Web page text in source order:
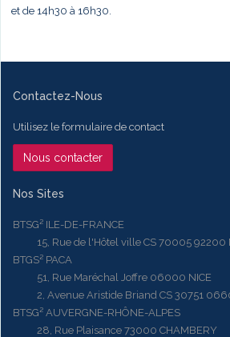
et de 14h30 à 16h30.
Contactez-Nous
Utilisez le formulaire de contact
Nous contacter
Nos Sites
BTSG² ILE-DE-FRANCE
15, Rue de l'Hôtel ville CS 70005 92200
BTGS² PACA
51, Rue Maréchal Joffre 06000 NICE
2, Avenue Aristide Briand CS 30751
BTSG² AUVERGNE-RHÔNE-ALPES
28, Rue Plaisance 73000 CHAMBERY